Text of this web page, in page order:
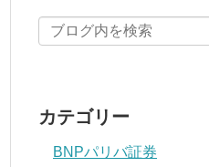
カテゴリー
BNPパリバ証券